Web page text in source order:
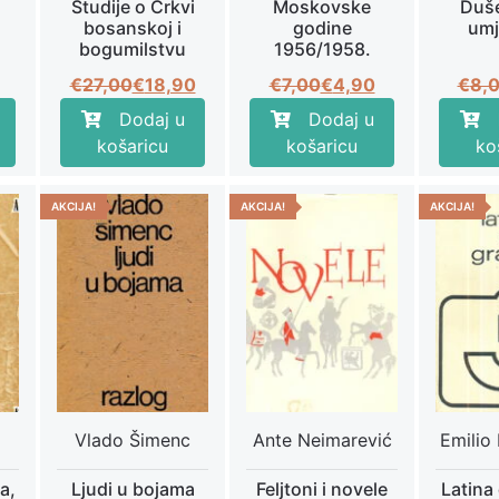
Studije o Crkvi
bosanskoj i
bogumilstvu
€27,00Izvorna
cijena
bila
je:
€27,00.
€18,90
Trenutna
cijena
je:
€18,90.
Dodaj u
košaricu
Moskovske
godine
1956/1958.
€7,00Izvorna
cijena
bila
je:
€7,00.
€4,90
Trenutna
cijena
je:
€4,90.
Dodaj u
košaricu
€
AKCIJA!
Vlado Šimenc
Ljudi u bojama
AKCIJA!
Ante Neimarević
Feljtoni i novele
AKCIJA!
Emilio
Latina